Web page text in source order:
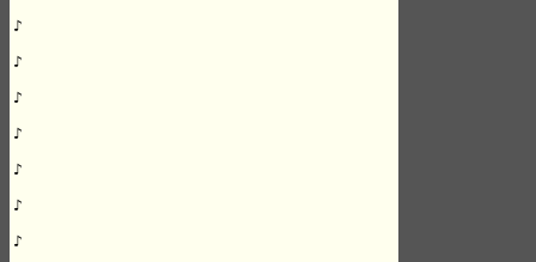
♪
♪
♪
♪
♪
♪
♪